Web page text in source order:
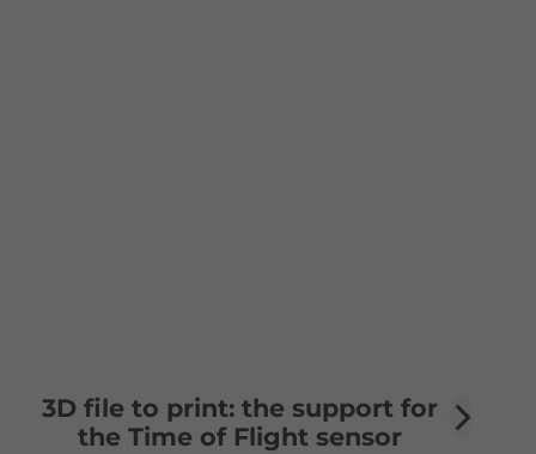
3D file to print: the support for
the Time of Flight sensor